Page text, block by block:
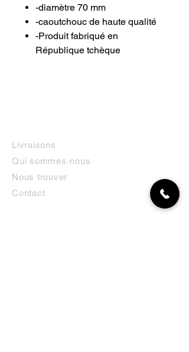
-diamètre 70 mm
-caoutchouc de haute qualité
-Produit fabriqué en
République tchèque
Livraisons
Qui sommes-nous
Nous trouver
Contact